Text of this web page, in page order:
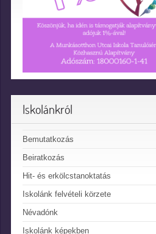
Iskolánkról
Bemutatkozás
Beiratkozás
Hit- és erkölcstanoktatás
Iskolánk felvételi körzete
Névadónk
Iskolánk képekben